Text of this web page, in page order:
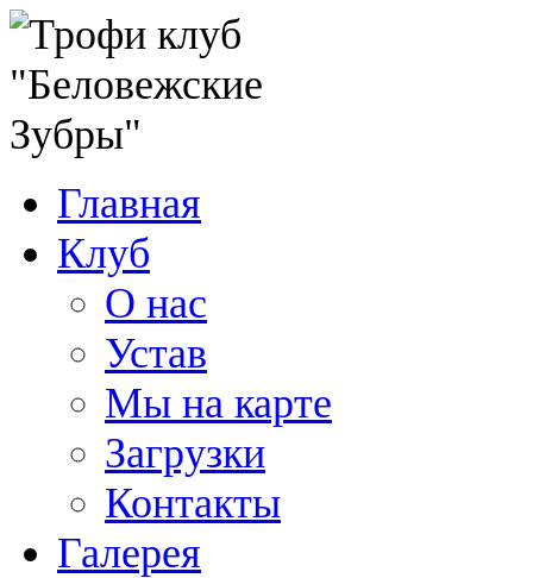
Главная
Клуб
О нас
Устав
Мы на карте
Загрузки
Контакты
Галерея